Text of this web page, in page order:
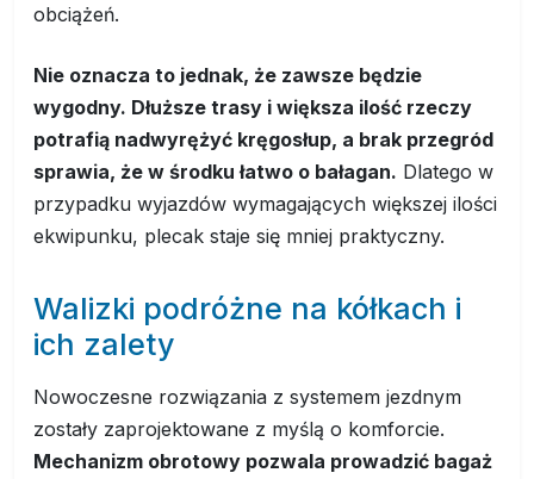
obciążeń.
Nie oznacza to jednak, że zawsze będzie
wygodny. Dłuższe trasy i większa ilość rzeczy
potrafią nadwyrężyć kręgosłup, a brak przegród
sprawia, że w środku łatwo o bałagan. Dlatego w
przypadku wyjazdów wymagających większej ilości
ekwipunku, plecak staje się mniej praktyczny.
Walizki podróżne na kółkach i
ich zalety
Nowoczesne rozwiązania z systemem jezdnym
zostały zaprojektowane z myślą o komforcie.
Mechanizm obrotowy pozwala prowadzić bagaż